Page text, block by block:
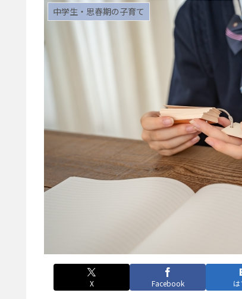
中学生・思春期の子育て
X Facebook